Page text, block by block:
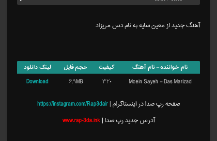
آهنگ جدید از معین سایه به نام دس مریزاد
نام خواننده – نام آهنگ کیفیت حجم فایل
لینک دانلود
Moein Sayeh – Das Marizad
۳۲۰ ۶.۹MB Download
صفحه رپ صدا در اینستاگرام |https://instagram.com/Rap3dair
آدرس جدید رپ صدا |www.rap-3da.ink